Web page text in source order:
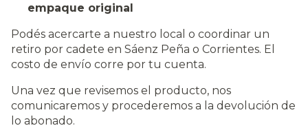
empaque original
Podés acercarte a nuestro local o coordinar un
retiro por cadete en Sáenz Peña o Corrientes. El
costo de envío corre por tu cuenta.
Una vez que revisemos el producto, nos
comunicaremos y procederemos a la devolución de
lo abonado.